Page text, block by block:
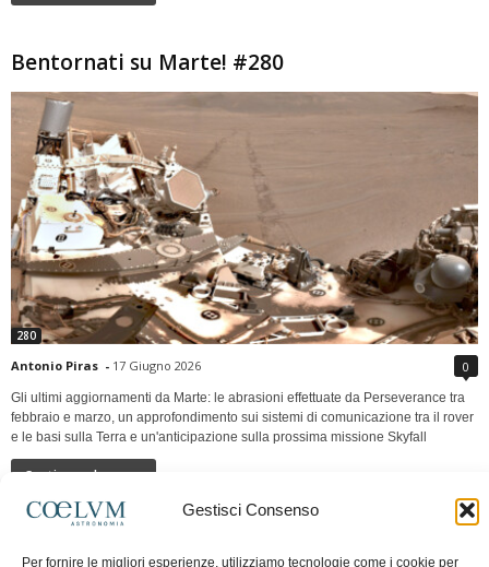
Gestisci Consenso
Per fornire le migliori esperienze, utilizziamo tecnologie come i cookie per
Bentornati su Marte! #280
280
Antonio Piras - 17 Giugno 2026 0
Gli ultimi aggiornamenti da Marte: le abrasioni effettuate da Perseverance tra
febbraio e marzo, un approfondimento sui sistemi di comunicazione tra il rover
e le basi sulla Terra e un'anticipazione sulla prossima missione Skyfall
Continua a leggere